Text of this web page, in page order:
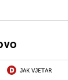
JAK VJETAR